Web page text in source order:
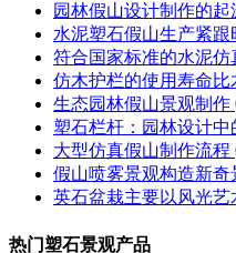
园林假山设计制作的起
水泥塑石假山生产紧跟
符合国家标准的水泥仿
仿木护栏的使用寿命比
生态园林假山景观制作
塑石栏杆：园林设计中
大型仿真假山制作流程
假山喷雾景观构造新奇
英石盆栽主要以风光艺
热门塑石景观产品